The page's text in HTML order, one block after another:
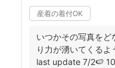
産着の着付OK
いつかその写真を
り力が湧いてくるよ
last update 7/2🍉